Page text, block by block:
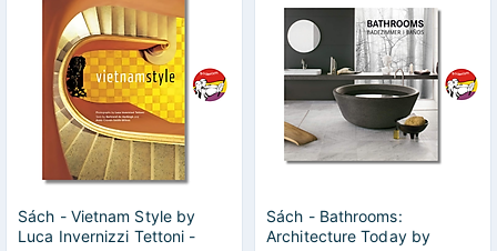
Sách - Vietnam Style by
Luca Invernizzi Tettoni -
Sách - Bathrooms:
Architecture Today by